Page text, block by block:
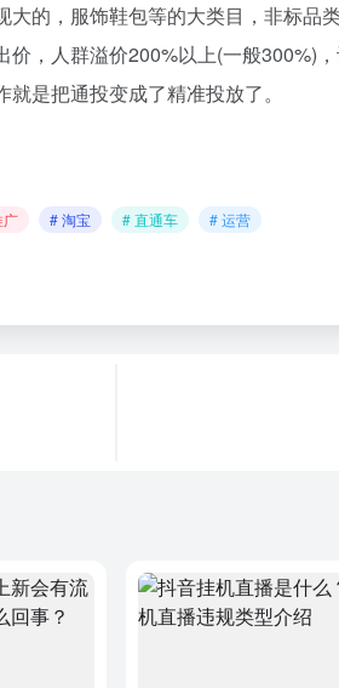
的，服饰鞋包等的大类目，非标品
，人群溢价200%以上(一般300%)
是把通投变成了精准投放了。
广 # 淘宝 # 直通车 # 运营